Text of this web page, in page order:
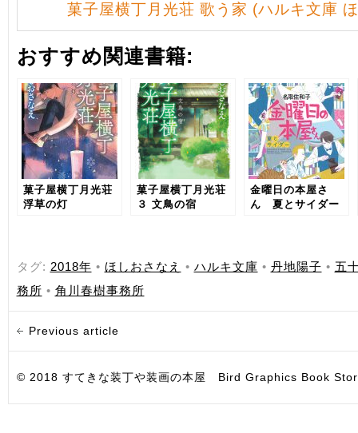
菓子屋横丁月光荘 歌う家 (ハルキ文庫
おすすめ関連書籍:
菓子屋横丁月光荘
浮草の灯
菓子屋横丁月光荘
３ 文鳥の宿
金曜日の本屋さ
ん 夏とサイダー
タグ: 2018年 • ほしおさなえ • ハルキ文庫 • 丹地陽子 • 五
務所 • 角川春樹事務所
Previous article
© 2018 すてきな装丁や装画の本屋 Bird Graphics Book